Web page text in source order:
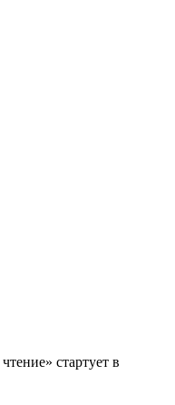
стартует в